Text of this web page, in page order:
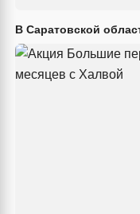
В Саратовской